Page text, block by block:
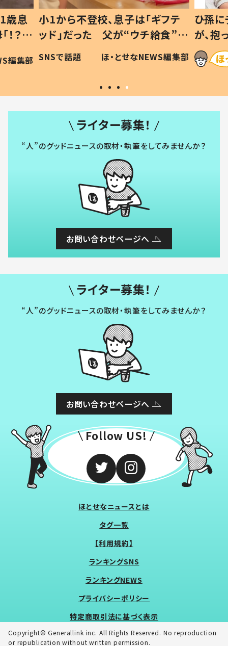
歳息
？」
編集部
小1から不登校、息子は「ギフテ
ッド」だった 父が“ウチ給食”を
作り続ける理由とは #令和の親
#令和の子
SNSで話題 ほ・とせなNEWS編集部
ひ孫
が、
「涙が
い」
ライター募集！
“人”のグッドニュースの取材・執筆をしてみませんか？
お問い合わせページへ
ライター募集！
“人”のグッドニュースの取材・執筆をしてみませんか？
お問い合わせページへ
Follow US!
ほとせなニュースとは
タグ一覧
【利用規約】
ランキングSNS
ランキングNEWS
プライバシーポリシー
特定商取引法に基づく表示
Copyright© Generallink inc. All Rights Reserved. No reproduction
or republication without written permission.